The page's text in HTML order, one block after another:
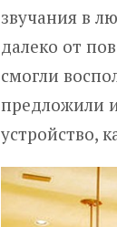
звучания в
далеко от
смогли
предложили
устройство,